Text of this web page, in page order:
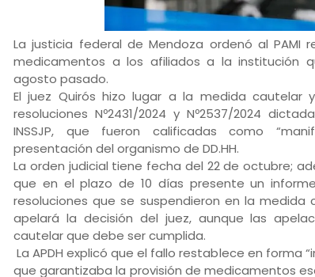
La justicia federal de Mendoza ordenó al
medicamentos a los afiliados a la institución
agosto pasado.
El juez Quirós hizo lugar a la medida cautelar
resoluciones Nº2431/2024 y Nº2537/2024
INSSJP, que fueron calificadas como
presentación del organismo de DD.HH.
La orden judicial tiene fecha del 22 de octubre;
que en el plazo de 10 días presente un
resoluciones que se suspendieron en la medida
apelará la decisión del juez, aunque las
cautelar que debe ser cumplida.
La APDH explicó que el fallo restablece en forma
que garantizaba la provisión de medicamentos